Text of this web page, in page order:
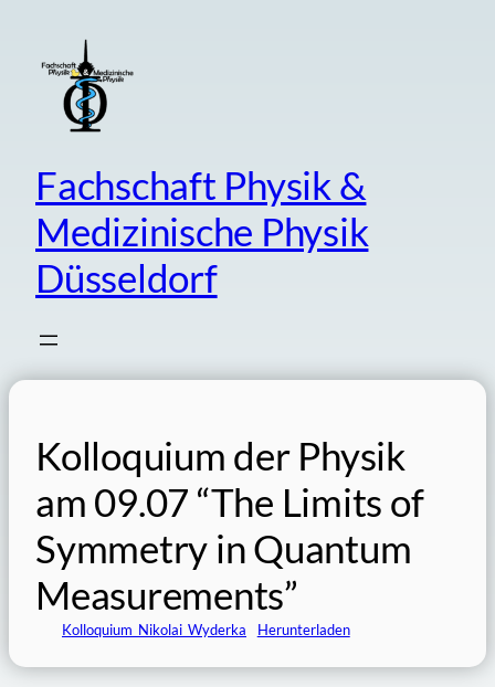
content
Fachschaft Physik &
Medizinische Physik
Düsseldorf
Kolloquium der Physik
am 09.07 “The Limits of
Symmetry in Quantum
Measurements”
Kolloquium_Nikolai_Wyderka Herunterladen